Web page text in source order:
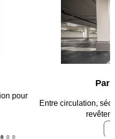
des accès, durabilité des